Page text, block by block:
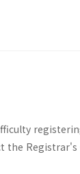
the Registrar's